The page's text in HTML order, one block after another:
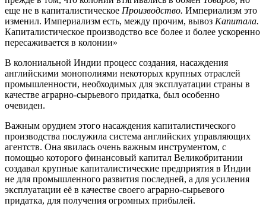
еще не в капиталистическое Производство. Империализм это
изменил. Империализм есть, между прочим, вывоз Капитала.
Капиталистическое производство все более и более ускоренно
пересаживается в колонии»
В колониальной Индии процесс создания, насаждения
английскими монополиями некоторых крупных отраслей
промышленности, необходимых для эксплуатации страны в
качестве аграрно-сырьевого придатка, был особенно
очевиден.
Важным орудием этого насаждения капиталистического
производства послужила система английских управляющих
агентств. Она явилась очень важным инструментом, с
помощью которого финансовый капитал Великобритании
создавал крупные капиталистические предприятия в Индии
не для промышленного развития последней, а для усиления
эксплуатации её в качестве своего аграрно-сырьевого
придатка, для получения огромных прибылей.